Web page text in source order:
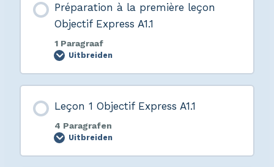
Préparation à la première leçon
Objectif Express A1.1
1 Paragraaf
Uitbreiden
Leçon 1 Objectif Express A1.1
4 Paragrafen
Uitbreiden